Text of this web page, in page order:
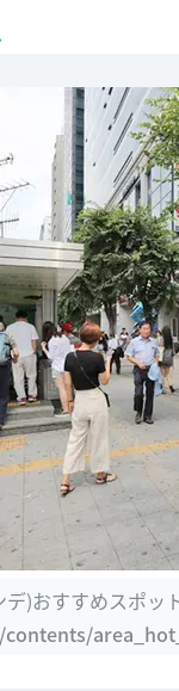
デ)おすすめスポッ